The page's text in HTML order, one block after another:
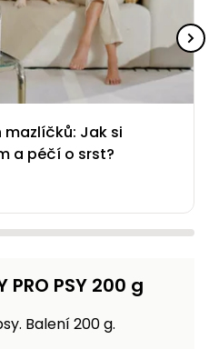
Jak si
a péčí o srst?
PRO PSY 200 g
Balení 200 g.